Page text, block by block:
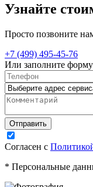
Узнайте
Просто позвоните
+7 (499) 495-45-76
Или заполните форму
Согласен с
* Персональные